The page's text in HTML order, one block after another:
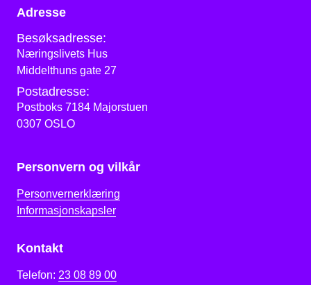
Adresse
Besøksadresse:
Næringslivets Hus
Middelthuns gate 27
Postadresse:
Postboks 7184 Majorstuen
0307 OSLO
Personvern og vilkår
Personvernerklæring
Informasjonskapsler
Kontakt
Telefon: 23 08 89 00